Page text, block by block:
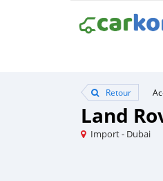
Retour
Land
Import - Dubai